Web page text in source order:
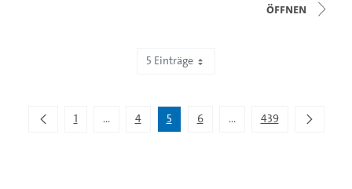
Öffnen
5 Einträge
1 ...
Zwischenseiten Navigieren mit TAB-Taste.
4 5 6 ...
Zwischenseiten
439